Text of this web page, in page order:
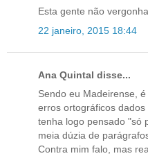
Esta gente não
22 janeiro, 2015 18:44
Ana Quintal disse...
Sendo eu Madeirense,
erros ortográficos
tenha logo pensado "só
meia dúzia de
Contra mim falo, mas